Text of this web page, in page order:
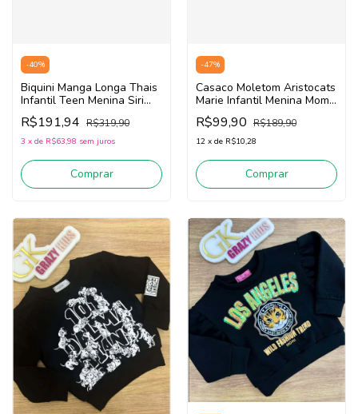
-40%
Biquini Manga Longa Thais
Infantil Teen Menina Siri
Kids Sweet Color 40106
(Azul/Rosa/Verde)
R$191,94 R$319,90
3 x de R$63,98 sem juros
Comprar
-47%
Casaco Moletom Aristocats
Marie Infantil Menina Momi
H4994 (Rosa)
R$99,90 R$189,90
12 x de R$10,28
Comprar